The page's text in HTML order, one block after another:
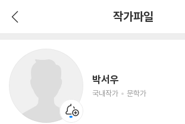
작가파일
박서우
국내작가 문학가